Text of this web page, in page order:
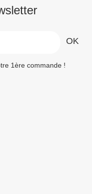
1ère commande !